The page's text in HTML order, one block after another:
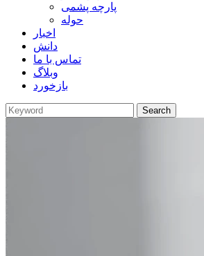
پارچه پشمی
حوله
اخبار
دانش
تماس با ما
وبلاگ
بازخورد